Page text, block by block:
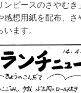
ンピースのさやむき
感想用紙を配布、さ
ます。